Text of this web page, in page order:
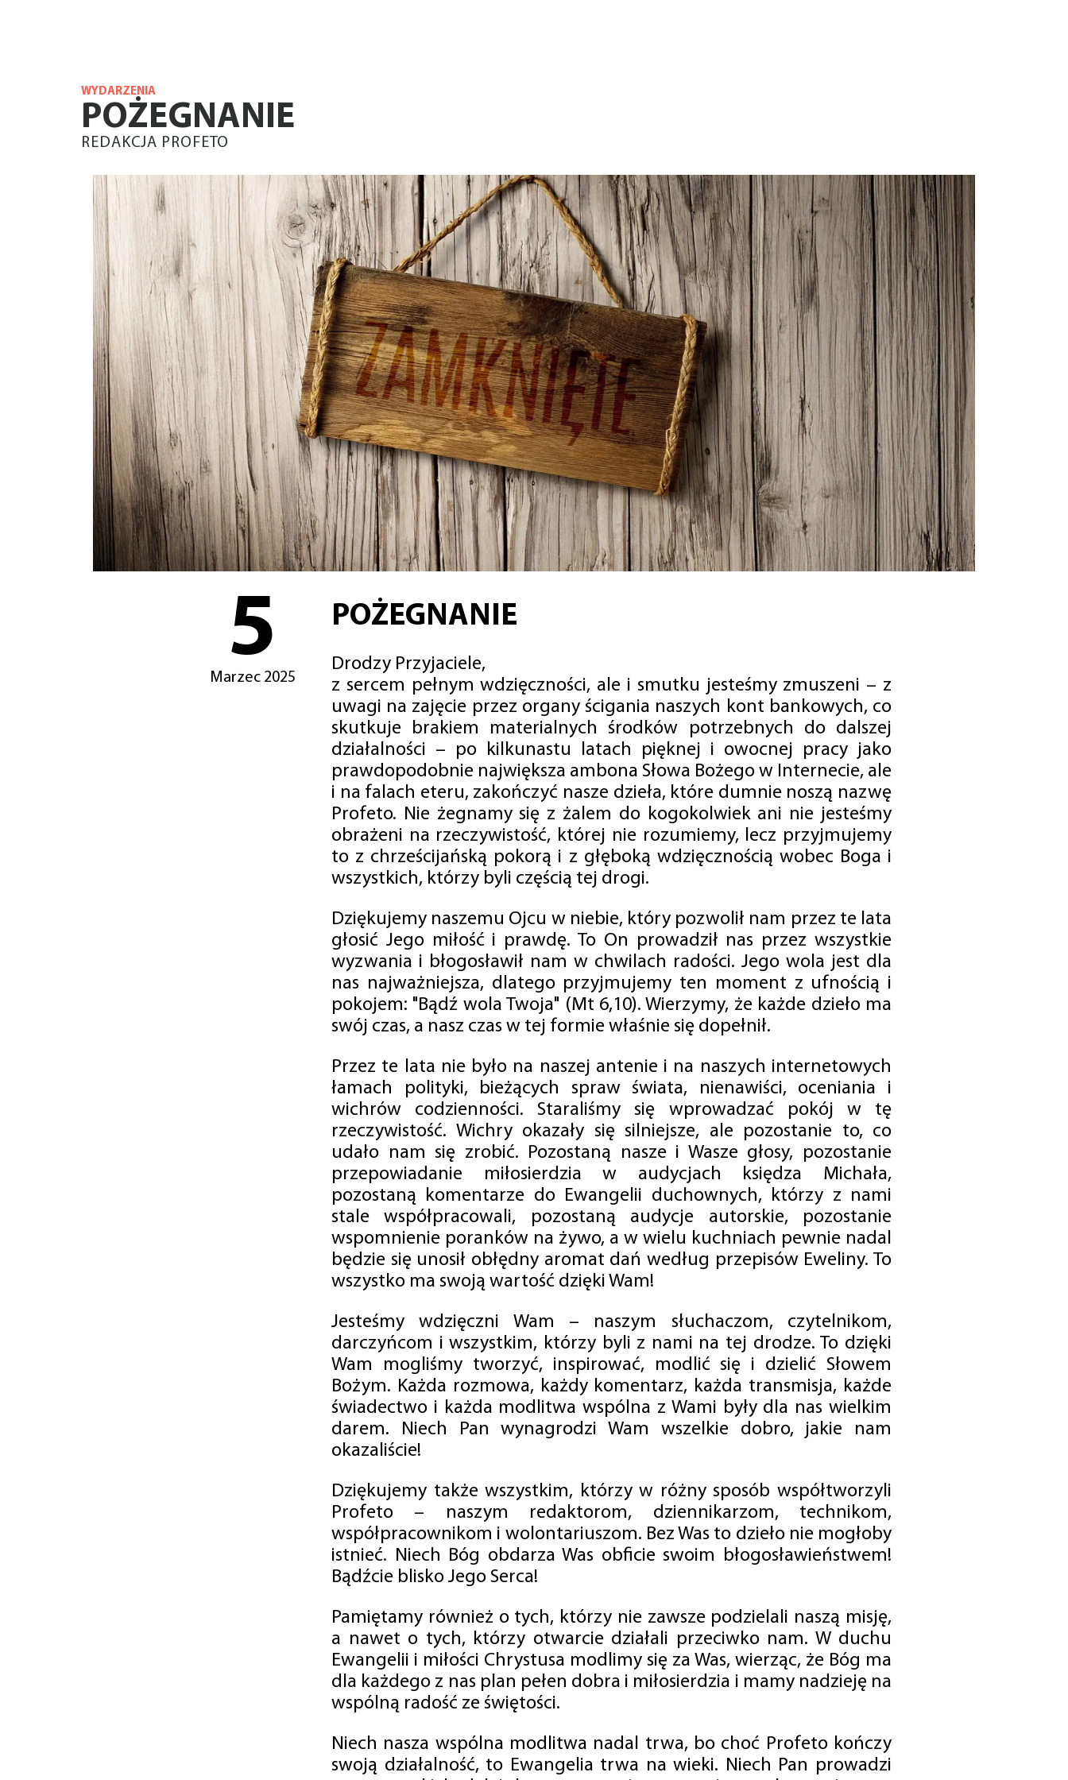
WYDARZENIA
POŻEGNANIE
REDAKCJA PROFETO
5
Marzec 2025
POŻEGNANIE
Drodzy Przyjaciele,
z sercem pełnym wdzięczności, ale i smutku jesteśmy zmuszeni – z
uwagi na zajęcie przez organy ścigania naszych kont bankowych, co
skutkuje brakiem materialnych środków potrzebnych do dalszej
działalności – po kilkunastu latach pięknej i owocnej pracy jako
prawdopodobnie największa ambona Słowa Bożego w Internecie, ale
i na falach eteru, zakończyć nasze dzieła, które dumnie noszą nazwę
Profeto. Nie żegnamy się z żalem do kogokolwiek ani nie jesteśmy
obrażeni na rzeczywistość, której nie rozumiemy, lecz przyjmujemy
to z chrześcijańską pokorą i z głęboką wdzięcznością wobec Boga i
wszystkich, którzy byli częścią tej drogi.
Dziękujemy naszemu Ojcu w niebie, który pozwolił nam przez te lata
głosić Jego miłość i prawdę. To On prowadził nas przez wszystkie
wyzwania i błogosławił nam w chwilach radości. Jego wola jest dla
nas najważniejsza, dlatego przyjmujemy ten moment z ufnością i
pokojem: "Bądź wola Twoja" (Mt 6,10). Wierzymy, że każde dzieło ma
swój czas, a nasz czas w tej formie właśnie się dopełnił.
Przez te lata nie było na naszej antenie i na naszych internetowych
łamach polityki, bieżących spraw świata, nienawiści, oceniania i
wichrów codzienności. Staraliśmy się wprowadzać pokój w tę
rzeczywistość. Wichry okazały się silniejsze, ale pozostanie to, co
udało nam się zrobić. Pozostaną nasze i Wasze głosy, pozostanie
przepowiadanie miłosierdzia w audycjach księdza Michała,
pozostaną komentarze do Ewangelii duchownych, którzy z nami
stale współpracowali, pozostaną audycje autorskie, pozostanie
wspomnienie poranków na żywo, a w wielu kuchniach pewnie nadal
będzie się unosił obłędny aromat dań według przepisów Eweliny. To
wszystko ma swoją wartość dzięki Wam!
Jesteśmy wdzięczni Wam – naszym słuchaczom, czytelnikom,
darczyńcom i wszystkim, którzy byli z nami na tej drodze. To dzięki
Wam mogliśmy tworzyć, inspirować, modlić się i dzielić Słowem
Bożym. Każda rozmowa, każdy komentarz, każda transmisja, każde
świadectwo i każda modlitwa wspólna z Wami były dla nas wielkim
darem. Niech Pan wynagrodzi Wam wszelkie dobro, jakie nam
okazaliście!
Dziękujemy także wszystkim, którzy w różny sposób współtworzyli
Profeto – naszym redaktorom, dziennikarzom, technikom,
współpracownikom i wolontariuszom. Bez Was to dzieło nie mogłoby
istnieć. Niech Bóg obdarza Was obficie swoim błogosławieństwem!
Bądźcie blisko Jego Serca!
Pamiętamy również o tych, którzy nie zawsze podzielali naszą misję,
a nawet o tych, którzy otwarcie działali przeciwko nam. W duchu
Ewangelii i miłości Chrystusa modlimy się za Was, wierząc, że Bóg ma
dla każdego z nas plan pełen dobra i miłosierdzia i mamy nadzieję na
wspólną radość ze świętości.
Niech nasza wspólna modlitwa nadal trwa, bo choć Profeto kończy
swoją działalność, to Ewangelia trwa na wieki. Niech Pan prowadzi